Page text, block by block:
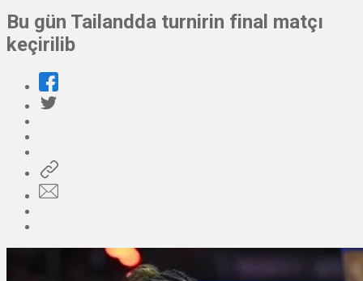
Bu gün Tailandda turnirin final matçı
keçirilib